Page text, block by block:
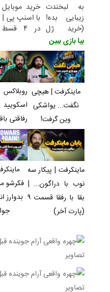
به لبخندت
زیبایی بده!
(خرید ژل
سفیدکننده
دندان
با40%تخفیف)
خرید موبایل
با اسنپ پی |
در ۴ قسط
کارمزد!
بیا بازی ببین
ماینکرفت | هیچی
نگفت... یواشکی
وین گرفت!
اسکویید
رفاقتی
ماینکرفت | پیکار سه
نوب با دراگون... |
بقا با رفقا قسمت ۹
(پارت آخر)
فکرشو
بدوارز